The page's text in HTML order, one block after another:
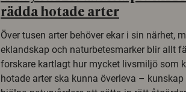
rädda hotade arter
Över tusen arter behöver ekar i sin närhet,
eklandskap och naturbetesmarker blir allt
forskare kartlagt hur mycket livsmiljö som
hotade arter ska kunna överleva –